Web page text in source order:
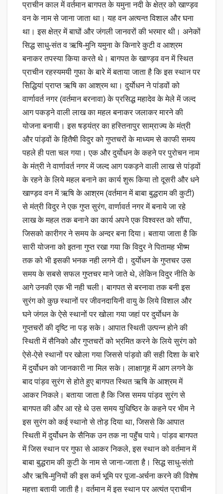
प्राचीन काल में वर्तमान बागपत के यमुना नदी के क्षेत्र को खाण्ड़व
वन के नाम से जाना जाता था। यह वन अत्यन्त विशाल और घना
था। इस क्षेत्र में बाघों और जंगली जानवरों की भरमार थी। अनेकों
सिद्ध साधु-संत व ऋषि-मुनि यमुना के किनारे कुटी व आश्रम
बनाकर तपस्या किया करते थे। बागपत के खाण्ड़व वन में स्थित
प्राचीन रहस्यमयी गुफा के बारे में बताया जाता है कि इस स्थान पर
सिद्धियां प्राप्त ऋषि का आश्रम था। दुर्याेधन ने पांडवों को
वार्णावर्त नगर (वर्तमान बरनावा) के प्रसिद्ध महादेव के मेले में जल्द
आग पकड़ने वाली लाख का महल बनाकर जलाकर मारने की
योजना बनायी। इस षड़यंत्र का हस्तिनापुर साम्राज्य के मंत्री
और पांड़वों के हितैषी विदुर को गुप्तचरों के माध्यम से काफी समय
पहले ही पता चल गया। एक और दुर्याेधन के कहने पर पुरोचन नाम
के मंत्री ने वार्णावर्त नगर में जल्द आग पकड़ने वाली लाख से पांड़वों
के रहने के लिये महल बनाने का कार्य शुरू किया तो दूसरी और धने
खाण्ड़व वन में ऋषि के आश्रम (वर्तमान में बाबा बुद्धराम की कुटी)
से मंत्री विदुर ने एक गुप्त सुरंग, वार्णावर्त नगर में बनाये जा रहे
लाख के महल तक बनाने का कार्य अपने एक विश्वस्त को सौंपा,
जिसको कारीगर ने समय के अन्दर बना दिया। बताया जाता है कि
सारी योजना को इतना गुप्त रखा गया कि विदुर ने पितामह भीष्म
तक को भी इसकी भनक नही लगने दी। दुर्याेधन के गुप्तचर उस
समय के सबसे सफल गुप्तचर माने जाते थे, लेकिन विदुर नीति के
आगे उनकी एक भी नही चली। बागपत से बरनावा तक बनी इस
सुरंग को कुछ स्थानों पर जीवनदायिनी वायु के लिये विशाल और
घने जंगल के ऐसे स्थानों पर खोला गया जहां पर दुर्याेधन के
गुप्तचरों की दृष्टि ना पड़ सके। आपात स्थिती उत्पन्न होने की
स्थिती में सैनिको और गुप्तचरों को भ्रमित करने के लिये सुरंग को
ऐसे-ऐसे स्थानों पर खोला गया जिससे पांड़वो की सही दिशा के बारे
में दुर्योधन को जानकारी ना मिल सके। लाक्षागृह में आग लगने के
बाद पांड़व सुरंग से होते हुए बागपत स्थित ऋषि के आश्रम में
आकर निकले। बताया जाता है कि जिस समय पांड़व सुरंग से
बागपत की और आ रहे थे उस समय युधिष्ठिर के कहने पर भीम ने
इस सुरंग को कई स्थानो से तोड़ दिया था, जिससे कि आपात
स्थिती में दुर्योधन के सैनिक उन तक ना पहुॅंच पाये। पांड़व बागपत
में जिस स्थान पर गुफा से आकर निकले, इस स्थान को वर्तमान में
बाबा बुद्धराम की कुटी के नाम से जाना-जाता है। सिद्ध साधु-संतो
और ऋषि-मुनियों की इस कर्म भूमि पर पूजा-अर्चना करने की विशेष
महत्ता बतायी जाती है। वर्तमान में इस स्थान पर अत्यंत प्राचीन